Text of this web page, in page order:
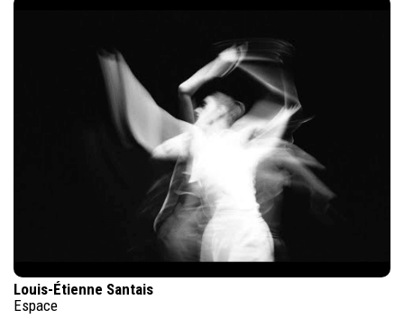
Louis-Étienne Santais
Espace